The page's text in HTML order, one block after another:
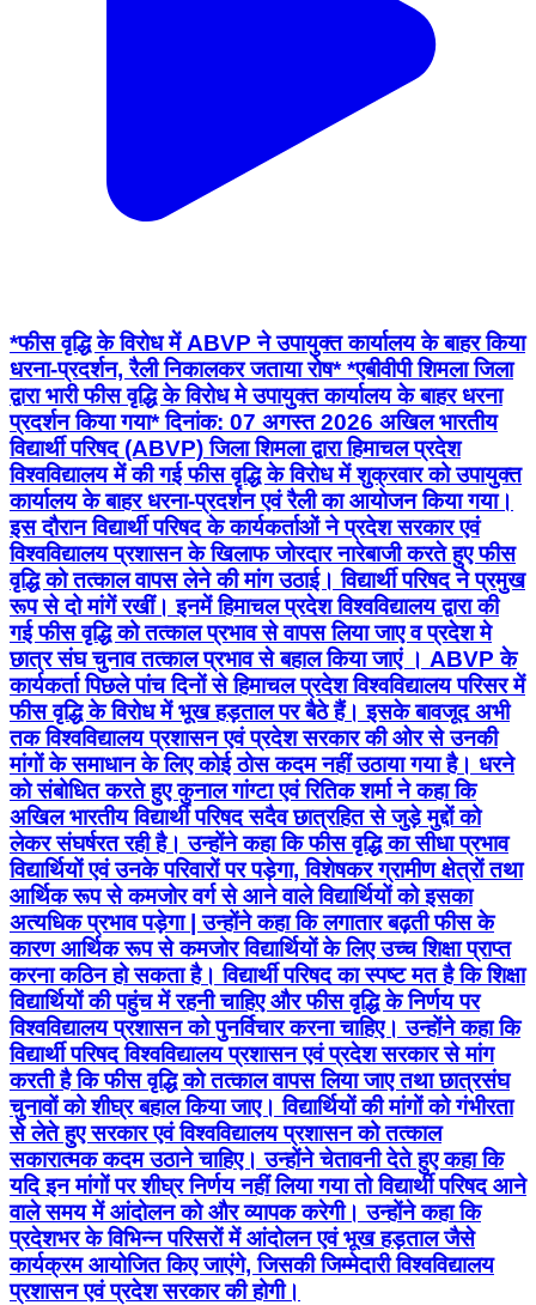
*फीस वृद्धि के विरोध में ABVP ने उपायुक्त कार्यालय के बाहर किया
धरना-प्रदर्शन, रैली निकालकर जताया रोष* *एबीवीपी शिमला जिला
द्वारा भारी फीस वृद्धि के विरोध मे उपायुक्त कार्यालय के बाहर धरना
प्रदर्शन किया गया* दिनांक: 07 अगस्त 2026 अखिल भारतीय
विद्यार्थी परिषद (ABVP) जिला शिमला द्वारा हिमाचल प्रदेश
विश्वविद्यालय में की गई फीस वृद्धि के विरोध में शुक्रवार को उपायुक्त
कार्यालय के बाहर धरना-प्रदर्शन एवं रैली का आयोजन किया गया।
इस दौरान विद्यार्थी परिषद के कार्यकर्ताओं ने प्रदेश सरकार एवं
विश्वविद्यालय प्रशासन के खिलाफ जोरदार नारेबाजी करते हुए फीस
वृद्धि को तत्काल वापस लेने की मांग उठाई। विद्यार्थी परिषद ने प्रमुख
रूप से दो मांगें रखीं। इनमें हिमाचल प्रदेश विश्वविद्यालय द्वारा की
गई फीस वृद्धि को तत्काल प्रभाव से वापस लिया जाए व प्रदेश मे
छात्र संघ चुनाव तत्काल प्रभाव से बहाल किया जाएं । ABVP के
कार्यकर्ता पिछले पांच दिनों से हिमाचल प्रदेश विश्वविद्यालय परिसर में
फीस वृद्धि के विरोध में भूख हड़ताल पर बैठे हैं। इसके बावजूद अभी
तक विश्वविद्यालय प्रशासन एवं प्रदेश सरकार की ओर से उनकी
मांगों के समाधान के लिए कोई ठोस कदम नहीं उठाया गया है। धरने
को संबोधित करते हुए कुनाल गांग्टा एवं रितिक शर्मा ने कहा कि
अखिल भारतीय विद्यार्थी परिषद सदैव छात्रहित से जुड़े मुद्दों को
लेकर संघर्षरत रही है। उन्होंने कहा कि फीस वृद्धि का सीधा प्रभाव
विद्यार्थियों एवं उनके परिवारों पर पड़ेगा, विशेषकर ग्रामीण क्षेत्रों तथा
आर्थिक रूप से कमजोर वर्ग से आने वाले विद्यार्थियों को इसका
अत्यधिक प्रभाव पड़ेगा | उन्होंने कहा कि लगातार बढ़ती फीस के
कारण आर्थिक रूप से कमजोर विद्यार्थियों के लिए उच्च शिक्षा प्राप्त
करना कठिन हो सकता है। विद्यार्थी परिषद का स्पष्ट मत है कि शिक्षा
विद्यार्थियों की पहुंच में रहनी चाहिए और फीस वृद्धि के निर्णय पर
विश्वविद्यालय प्रशासन को पुनर्विचार करना चाहिए। उन्होंने कहा कि
विद्यार्थी परिषद विश्वविद्यालय प्रशासन एवं प्रदेश सरकार से मांग
करती है कि फीस वृद्धि को तत्काल वापस लिया जाए तथा छात्रसंघ
चुनावों को शीघ्र बहाल किया जाए। विद्यार्थियों की मांगों को गंभीरता
से लेते हुए सरकार एवं विश्वविद्यालय प्रशासन को तत्काल
सकारात्मक कदम उठाने चाहिए। उन्होंने चेतावनी देते हुए कहा कि
यदि इन मांगों पर शीघ्र निर्णय नहीं लिया गया तो विद्यार्थी परिषद आने
वाले समय में आंदोलन को और व्यापक करेगी। उन्होंने कहा कि
प्रदेशभर के विभिन्न परिसरों में आंदोलन एवं भूख हड़ताल जैसे
कार्यक्रम आयोजित किए जाएंगे, जिसकी जिम्मेदारी विश्वविद्यालय
प्रशासन एवं प्रदेश सरकार की होगी।